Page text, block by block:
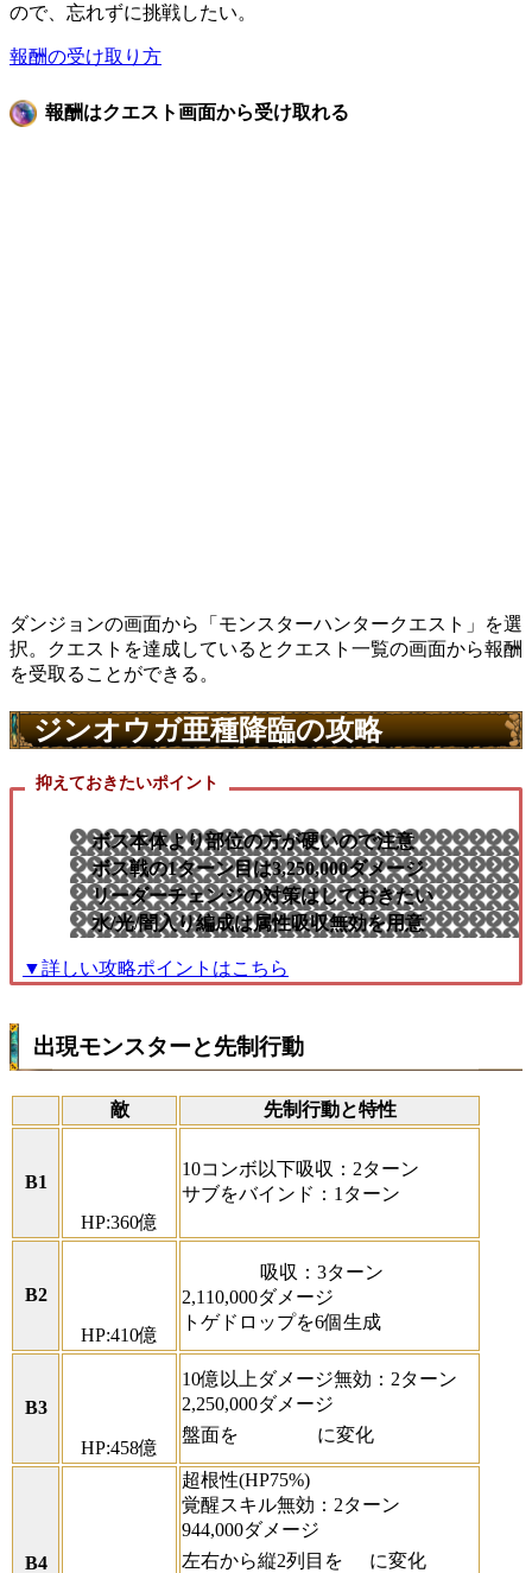
ので、忘れずに挑戦したい。
報酬の受け取り方
報酬はクエスト画面から受け取れる
ダンジョンの画面から「 モンスターハンタークエスト 」を選
択。クエストを達成しているとクエスト一覧の画面から報酬
を受取ることができる。
ジンオウガ亜種降臨の攻略
抑えておきたいポイント
ボス本体より部位の方が硬いので注意
ボス戦の1ターン目は3,250,000ダメージ
リーダーチェンジの対策はしておきたい
水/光/闇入り編成は属性吸収無効を用意
▼詳しい攻略ポイントはこちら
出現モンスターと先制行動
敵 先制行動と特性
B1
HP:360億
10コンボ以下吸収：2ターン
サブをバインド：1ターン
B2
HP:410億
吸収：3ターン
2,110,000ダメージ
トゲドロップを6個生成
B3
HP:458億
10億以上ダメージ無効：2ターン
2,250,000ダメージ
盤面を
に変化
B4
超根性(HP75%)
覚醒スキル無効：2ターン
944,000ダメージ
左右から縦2列目を
に変化